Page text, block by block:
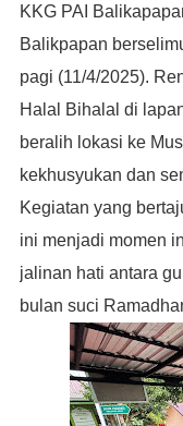
KKG PAI
Balikpapan
pagi (11/4/2025).
Halal Bihalal di
beralih lokasi ke
kekhusyukan dan
Kegiatan yang
ini menjadi momen
jalinan hati antara
bulan suci